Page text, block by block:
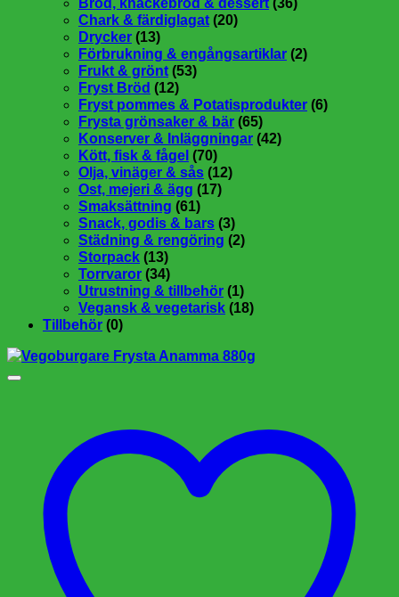
Bröd, knäckebröd & dessert (36)
Chark & färdiglagat (20)
Drycker (13)
Förbrukning & engångsartiklar (2)
Frukt & grönt (53)
Fryst Bröd (12)
Fryst pommes & Potatisprodukter (6)
Frysta grönsaker & bär (65)
Konserver & Inläggningar (42)
Kött, fisk & fågel (70)
Olja, vinäger & sås (12)
Ost, mejeri & ägg (17)
Smaksättning (61)
Snack, godis & bars (3)
Städning & rengöring (2)
Storpack (13)
Torrvaror (34)
Utrustning & tillbehör (1)
Vegansk & vegetarisk (18)
Tillbehör (0)